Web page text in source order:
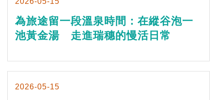
為旅途留一段溫泉時間：在縱谷泡一
池黃金湯 走進瑞穗的慢活日常
2026-05-15